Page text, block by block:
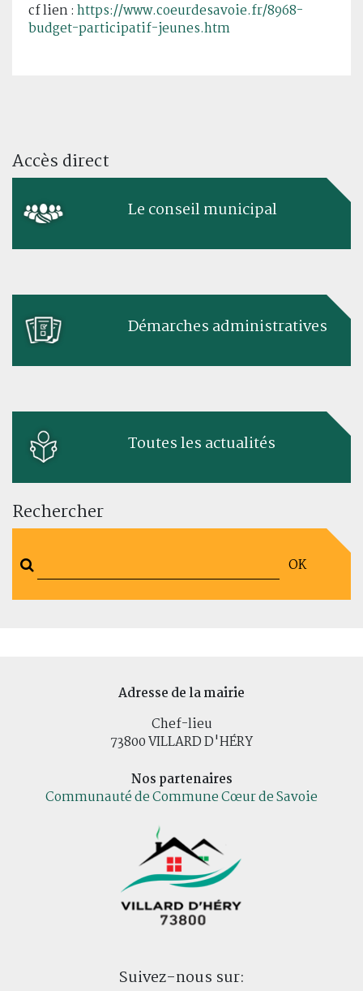
cf lien : https://www.coeurdesavoie.fr/8968-
budget-participatif-jeunes.htm
Accès direct
Le conseil municipal
Démarches administratives
Toutes les actualités
Rechercher
OK
Adresse de la mairie
Chef-lieu
73800 VILLARD D'HÉRY
Nos partenaires
Communauté de Commune Cœur de Savoie
Suivez-nous sur: